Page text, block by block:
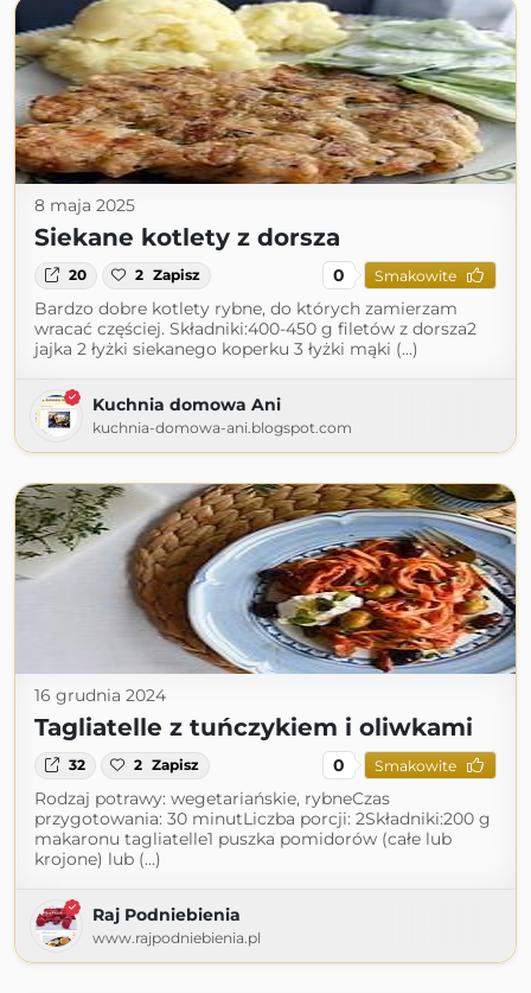
8 maja 2025
Siekane kotlety z dorsza
20 2 Zapisz 0 Smakowite
Bardzo dobre kotlety rybne, do których zamierzam
wracać częściej. Składniki:400-450 g filetów z dorsza2
jajka 2 łyżki siekanego koperku 3 łyżki mąki (...)
Kuchnia domowa Ani
kuchnia-domowa-ani.blogspot.com
16 grudnia 2024
Tagliatelle z tuńczykiem i oliwkami
32 2 Zapisz 0 Smakowite
Rodzaj potrawy: wegetariańskie, rybneCzas
przygotowania: 30 minutLiczba porcji: 2Składniki:200 g
makaronu tagliatelle1 puszka pomidorów (całe lub
krojone) lub (...)
Raj Podniebienia
www.rajpodniebienia.pl